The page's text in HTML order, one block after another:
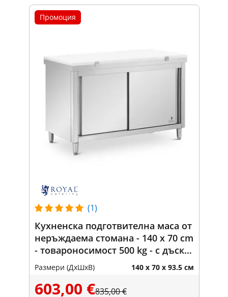
Промоция
(1)
Кухненска подготвителна маса от
неръждаема стомана - 140 x 70 cm
- товароносимост 500 kg - с дъска
за рязане - Royal Catering
Размери (ДxШxВ) 140 x 70 x 93.5 см
603,00 €835,00 €